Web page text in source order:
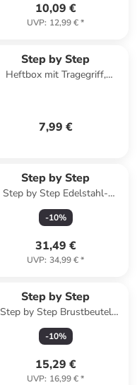
10,09 €
UVP: 12,99 €*
Step by Step
Heftbox mit Tragegriff,
7,99 €
Step by Step
Step by Step Edelstahl-
Lunchbox „Wild Horse”
-10%
31,49 €
UVP: 34,99 €*
Step by Step
Step by Step Brustbeutel
"Dolphin Lana"
-10%
15,29 €
UVP: 16,99 €*